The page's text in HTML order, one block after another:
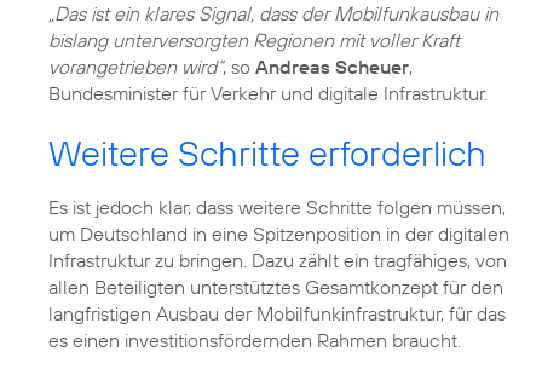
„Das ist ein klares Signal, dass der Mobilfunkausbau in
bislang unterversorgten Regionen mit voller Kraft
vorangetrieben wird“, so Andreas Scheuer,
Bundesminister für Verkehr und digitale Infrastruktur.
Weitere Schritte erforderlich
Es ist jedoch klar, dass weitere Schritte folgen müssen,
um Deutschland in eine Spitzenposition in der digitalen
Infrastruktur zu bringen. Dazu zählt ein tragfähiges, von
allen Beteiligten unterstütztes Gesamtkonzept für den
langfristigen Ausbau der Mobilfunkinfrastruktur, für das
es einen investitionsfördernden Rahmen braucht.